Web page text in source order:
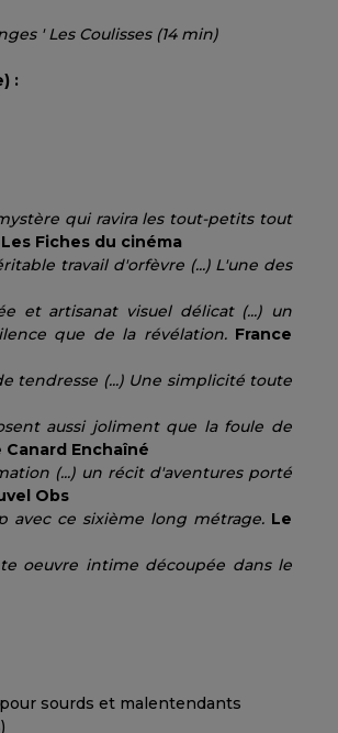
' Les Coulisses (14 min)
:
qui ravira les tout-petits tout
Les Fiches du cinéma
travail d'orfèvre (...) L'une des
et artisanat visuel délicat (...) un
que de la révélation. France
tendresse (...) Une simplicité toute
aussi joliment que la foule de
Canard Enchaîné
(...) un récit d'aventures porté
Obs
avec ce sixième long métrage. Le
oeuvre intime découpée dans le
sourds et malentendants